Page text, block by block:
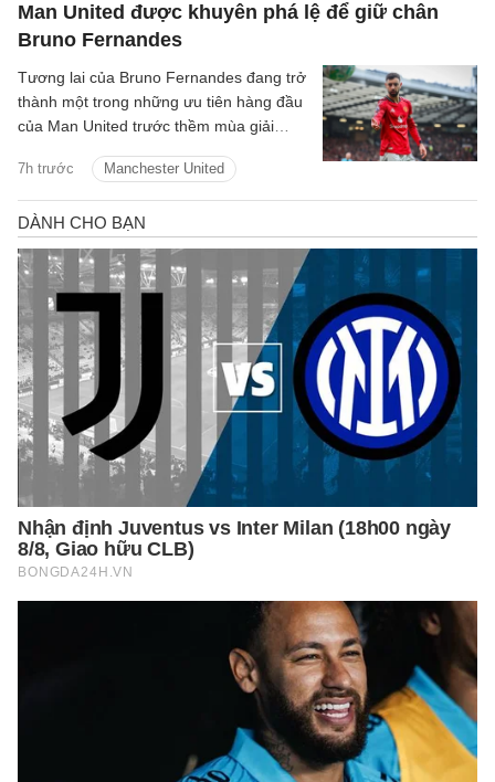
Man United được khuyên phá lệ để giữ chân
Bruno Fernandes
7h trước Manchester United
Tương lai của Bruno Fernandes đang trở
thành một trong những ưu tiên hàng đầu
của Man United trước thềm mùa giải